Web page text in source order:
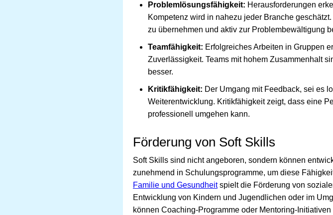
Problemlösungsfähigkeit: Herausforderungen
Kompetenz wird in nahezu jeder Branche
zu übernehmen und aktiv zur Problembewältigung
Teamfähigkeit: Erfolgreiches Arbeiten in Gruppen
Zuverlässigkeit. Teams mit hohem Zusammenhalt
besser.
Kritikfähigkeit: Der Umgang mit Feedback, sei es
Weiterentwicklung. Kritikfähigkeit zeigt, dass eine
professionell umgehen kann.
Förderung von Soft Skills
Soft Skills sind nicht angeboren, sondern können
zunehmend in Schulungsprogramme, um diese
Familie und Gesundheitspielt die Förderung von
Entwicklung von Kindern und Jugendlichen oder im
können Coaching-Programme oder Mentoring-